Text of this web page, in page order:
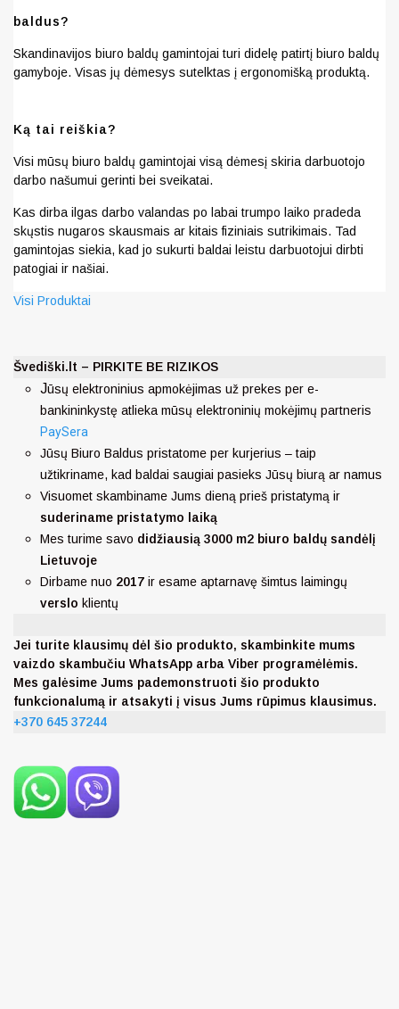
baldus?
Skandinavijos biuro baldų gamintojai turi didelę patirtį biuro baldų
gamyboje. Visas jų dėmesys sutelktas į ergonomišką produktą.
Ką tai reiškia?
Visi mūsų biuro baldų gamintojai visą dėmesį skiria darbuotojo
darbo našumui gerinti bei sveikatai.
Kas dirba ilgas darbo valandas po labai trumpo laiko pradeda
skųstis nugaros skausmais ar kitais fiziniais sutrikimais. Tad
gamintojas siekia, kad jo sukurti baldai leistu darbuotojui dirbti
patogiai ir našiai.
Visi Produktai
Švediški.lt – PIRKITE BE RIZIKOS
Jūsų elektroninius apmokėjimas už prekes per e-
bankininkystę atlieka mūsų elektroninių mokėjimų partneris
PaySera
Jūsų Biuro Baldus pristatome per kurjerius – taip
užtikriname, kad baldai saugiai pasieks Jūsų biurą ar namus
Visuomet skambiname Jums dieną prieš pristatymą ir
suderiname pristatymo laiką
Mes turime savo didžiausią 3000 m2 biuro baldų sandėlį
Lietuvoje
Dirbame nuo 2017 ir esame aptarnavę šimtus laimingų
verslo klientų
Jei turite klausimų dėl šio produkto, skambinkite mums
vaizdo skambučiu WhatsApp arba Viber programėlėmis.
Mes galėsime Jums pademonstruoti šio produkto
funkcionalumą ir atsakyti į visus Jums rūpimus klausimus.
+370 645 37244